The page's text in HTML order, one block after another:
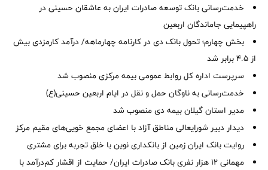
خدمت‌رسانی بانک توسعه صادرات ایران به عاشقان حسینی در
راهپیمایی جاماندگان اربعین
بخش چهارم؛ تحول بانک دی در کارنامه چهارماهه/ درآمد کارمزدی بیش
از ۴.۵ برابر شد
سرپرست اداره کل روابط عمومی بیمه مرکزی منصوب شد
خدمت‌رسانی به ناوگان حمل و نقل در ایام اربعین حسینی(ع)
‌مدیر استان گیلان بیمه دی منصوب شد
دیدار دبیر شورایعالی مناطق آزاد با اعضای مجمع خویی‌های مقیم مرکز
روایت بانک ایران زمین از بانکداری نوین با خلق تجربه برای مشتری
مهمانی ۱۲ هزار نفری بانک صادرات ایران/ حمایت از اقشار کم‌درآمد با